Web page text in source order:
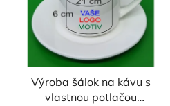
Výroba šálok na kávu s
vlastnou potlačou